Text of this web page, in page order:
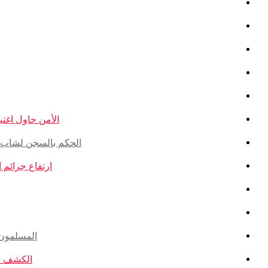
الأمن حاول
الحكم بالسجن لشاب ذو
ارتفاع جرائم الكراهية
المسلمون
الكشف